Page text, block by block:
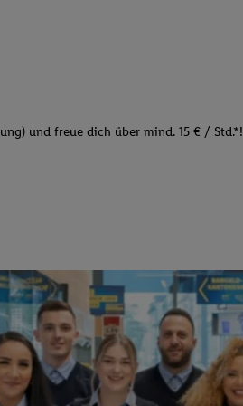
und freue dich über mind. 15 € / Std.*!